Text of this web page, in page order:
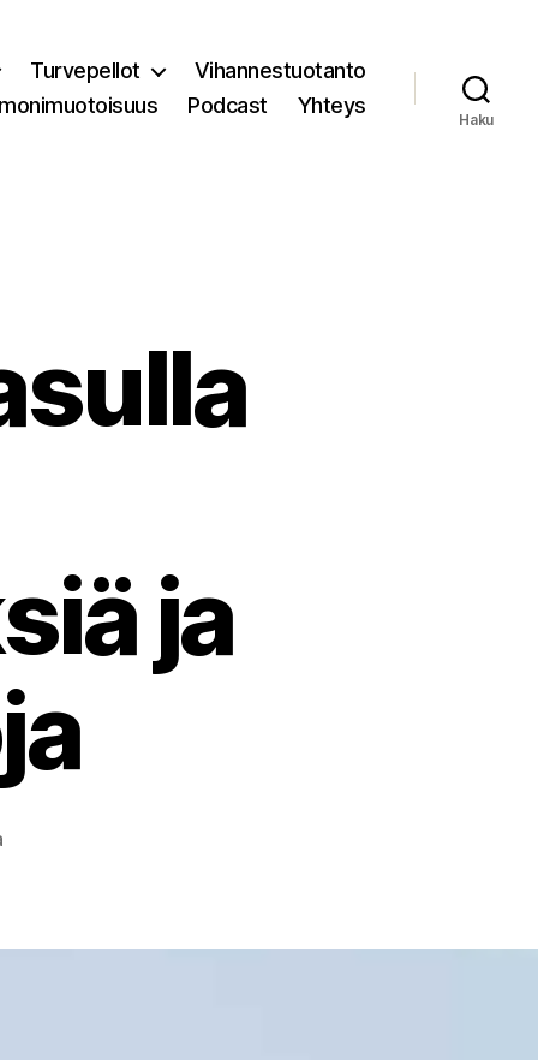
Turvepellot
Vihannestuotanto
Podcast Yhteys
Haku
ja
artikkeliin
päästövähennyksiä